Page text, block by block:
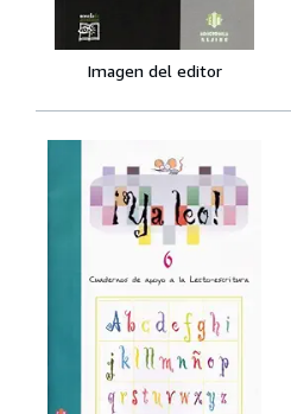
Imagen del editor